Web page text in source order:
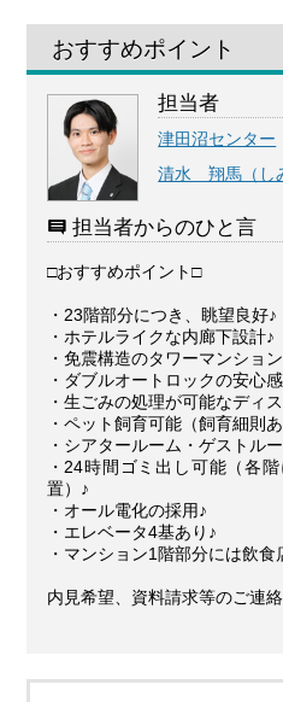
おすすめポイント
担当者
津田沼センター
清水 翔馬（し
担当者からのひと言
□おすすめポイント□
・23階部分につき、眺望良好♪
・ホテルライクな内廊下設計♪
・免震構造のタワーマンショ
・ダブルオートロックの安心
・生ごみの処理が可能なディ
・ペット飼育可能（飼育細則あ
・シアタールーム・ゲストル
・24時間ゴミ出し可能（各
置）♪
・オール電化の採用♪
・エレベータ4基あり♪
・マンション1階部分には飲食
内見希望、資料請求等のご連